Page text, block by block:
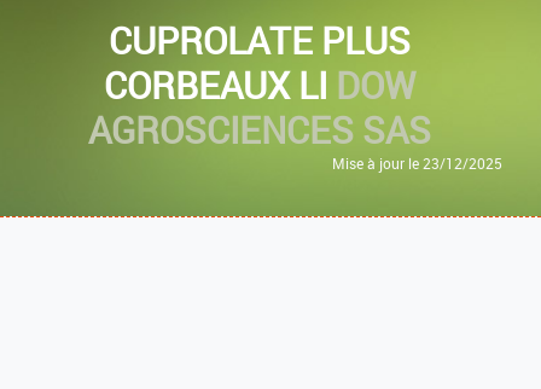
CUPROLATE PLUS
CORBEAUX LI DOW
AGROSCIENCES SAS
Mise à jour le 23/12/2025